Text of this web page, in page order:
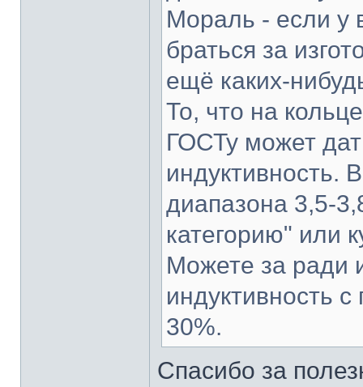
Мораль - если у
браться за
ещё каких-
То, что на
ГОСТу может
индуктивность.
диапазона 3,5-
категорию" или
Можете за ради
индуктивность
30%.
Спасибо за